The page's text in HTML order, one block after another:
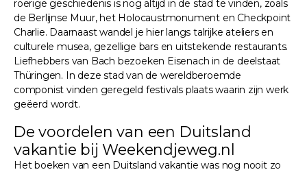
roerige geschiedenis is nog altijd in de stad te vinden, zoals
de Berlijnse Muur, het Holocaustmonument en Checkpoint
Charlie. Daarnaast wandel je hier langs talrijke ateliers en
culturele musea, gezellige bars en uitstekende restaurants.
Liefhebbers van Bach bezoeken Eisenach in de deelstaat
Thüringen. In deze stad van de wereldberoemde
componist vinden geregeld festivals plaats waarin zijn werk
geëerd wordt.
De voordelen van een Duitsland
vakantie bij Weekendjeweg.nl
Het boeken van een Duitsland vakantie was nog nooit zo